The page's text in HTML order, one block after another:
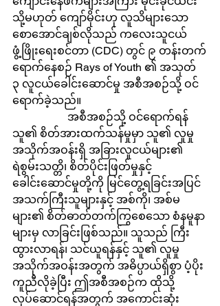
သို့မဟုတ် ကျော်မိုင်းဟု လူသိများသော
စောအောင်ချစ်လိုသည် ကလေးသူငယ်
ဖွံ့ဖြိုးရေးစင်တာ (CDC) တွင် ၉ တန်းတက်
ရောက်နေစဉ် Rays of Youth ၏ အသုတ်
၃ လူငယ်ခေါင်းဆောင်မှု အစီအစဉ်သို့ ဝင်
ရောက်ခဲ့သည်။
သူ၏ စိတ်အားထက်သန်မှုမှာ သူ၏ လူမှု
အသိုက်အဝန်းရှိ အခြားလူငယ်များ၏
ရဲစွမ်းသတ္တိ၊ စိတ်ပိုင်းဖြတ်မှုနှင့်
ခေါင်းဆောင်မှုတို့ကို မြင်တွေ့ရခြင်းအပြင်
အသက်ကြီးသူများနှင့် အစ်ကို၊ အစ်မ
များ၏ စိတ်ဓာတ်တက်ကြွစေသော စံနမူနာ
များမှ လာခြင်းဖြစ်သည်။ သူသည် ကြီး
ထွားလာရန်၊ သင်ယူရန်နှင့် သူ၏ လူမှု
အသိုက်အဝန်းအတွက် အဓိပ္ပာယ်ရှိစွာ ပံ့ပိုး
ကူညီလိုခဲ့ပြီး ဤအစီအစဉ်က ထိုသို့
လုပ်ဆောင်ရန်အတွက် အကောင်းဆုံး